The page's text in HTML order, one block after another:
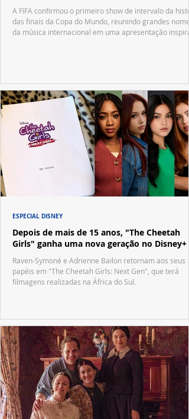
A FIFA confirmou o primeiro show de intervalo da
das finais da Copa do Mundo, reunindo grandes nomes
da música internacional em uma apresentação
Depois de mais de 15 anos, "The Cheetah
Girls" ganha uma nova geração no Disney+
Raven-Symoné e Adrienne Bailon retornam aos seus
papéis em "The Cheetah Girls: Next Gen", que terá
filmagens realizadas na África do Sul.
ESPECIAL DISNEY